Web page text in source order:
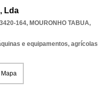
Lda
164, MOURONHO TABUA,
e equipamentos, agrícolas
Mapa